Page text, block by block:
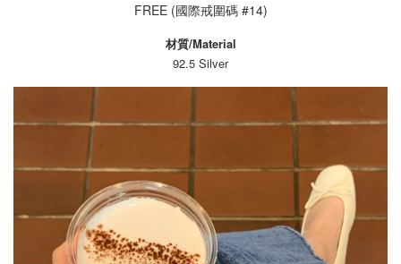
FREE (國際戒圍碼 #14)
材質/Material
92.5 Silver